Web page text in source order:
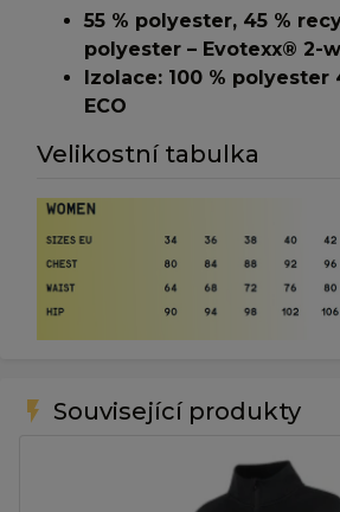
55 % polyester, 45 %
polyester – Evotexx® 2-
Izolace: 100 %
ECO
Velikostní tabulka
flash_on Související produkty